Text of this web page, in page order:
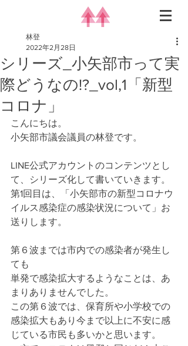
シリーズ_小矢部市って実
際どうなの!?_vol,1「新型
コロナ」
林登
2022年2月28日
こんにちは。
小矢部市議会議員の林登です。
LINE公式アカウントのコンテンツとし
て、シリーズ化して書いていきます。
第1回目は、「小矢部市の新型コロナウ
イルス感染症の感染状況について」お
送りします。
第６波までは市内での感染者が発生し
ても
単発で感染拡大するようなことは、あ
まりありませんでした。
この第６波では、保育所や小学校での
感染拡大もあり今まで以上に不安に感
じている市民も多いかと思います。